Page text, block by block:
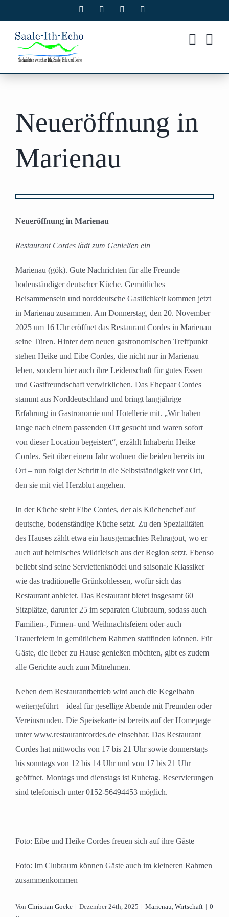
Inhalt
springen
Facebook Instagram
Neueröffnung in
Marienau
grösseres
Neueröffnung in Marienau
Restaurant Cordes lädt zum Genießen ein
Marienau (gök). Gute Nachrichten für alle Freunde
bodenständiger deutscher Küche. Gemütliches
Beisammensein und norddeutsche Gastlichkeit kommen jetzt
in Marienau zusammen. Am Donnerstag, den 20. November
2025 um 16 Uhr eröffnet das Restaurant Cordes in Marienau
seine Türen. Hinter dem neuen gastronomischen Treffpunkt
stehen Heike und Eibe Cordes, die nicht nur in Marienau
leben, sondern hier auch ihre Leidenschaft für gutes Essen
und Gastfreundschaft verwirklichen. Das Ehepaar Cordes
stammt aus Norddeutschland und bringt langjährige
Erfahrung in Gastronomie und Hotellerie mit. „Wir haben
lange nach einem passenden Ort gesucht und waren sofort
von dieser Location begeistert“, erzählt Inhaberin Heike
Cordes. Seit über einem Jahr wohnen die beiden bereits im
Ort – nun folgt der Schritt in die Selbstständigkeit vor Ort,
den sie mit viel Herzblut angehen.
In der Küche steht Eibe Cordes, der als Küchenchef auf
deutsche, bodenständige Küche setzt. Zu den Spezialitäten
des Hauses zählt etwa ein hausgemachtes Rehragout, wo er
auch auf heimisches Wildfleisch aus der Region setzt. Ebenso
beliebt sind seine Serviettenknödel und saisonale Klassiker
wie das traditionelle Grünkohlessen, wofür sich das
Restaurant anbietet. Das Restaurant bietet insgesamt 60
Sitzplätze, darunter 25 im separaten Clubraum, sodass auch
Familien-, Firmen- und Weihnachtsfeiern oder auch
Trauerfeiern in gemütlichem Rahmen stattfinden können. Für
Gäste, die lieber zu Hause genießen möchten, gibt es zudem
alle Gerichte auch zum Mitnehmen.
Neben dem Restaurantbetrieb wird auch die Kegelbahn
weitergeführt – ideal für gesellige Abende mit Freunden oder
Vereinsrunden. Die Speisekarte ist bereits auf der Homepage
unter www.restaurantcordes.de einsehbar. Das Restaurant
Cordes hat mittwochs von 17 bis 21 Uhr sowie donnerstags
bis sonntags von 12 bis 14 Uhr und von 17 bis 21 Uhr
geöffnet. Montags und dienstags ist Ruhetag. Reservierungen
sind telefonisch unter 0152-56494453 möglich.
Foto: Eibe und Heike Cordes freuen sich auf ihre Gäste
Foto: Im Clubraum können Gäste auch im kleineren Rahmen
zusammenkommen
Von Christian Goeke | Dezember 24th, 2025 | Marienau, Wirtschaft | 0